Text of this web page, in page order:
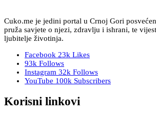
Cuko.me je jedini portal u Crnoj Gori
pruža savjete o njezi, zdravlju i ishrani, te
ljubitelje životinja.
Facebook 23k Likes
93k Follows
Instagram 32k Follows
YouTube 100k Subscribers
Korisni linkovi